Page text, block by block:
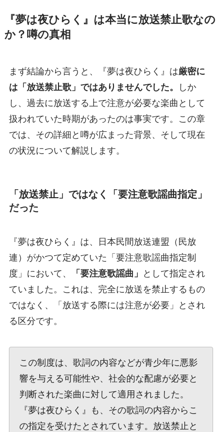
『夢は夜ひらく』は本当に放送禁止歌なの
か？噂の真相
まず結論から言うと、『夢は夜ひらく』は厳密に
は「放送禁止歌」ではありませんでした。
しか
し、過去に放送する上で注意が必要な楽曲として
扱われていた時期があったのは事実です。この章
では、その詳細と噂が広まった背景、そして現在
の状況について解説します。
「放送禁止」ではなく「要注意歌謡曲指定」
だった
『夢は夜ひらく』は、日本民間放送連盟（民放
連）がかつて定めていた「要注意歌謡曲指定制
度」において、
「要注意歌謡曲」
として指定され
ていました。これは、完全に放送を禁止するもの
ではなく、「放送する際には注意が必要」とされ
る区分です。
この制度は、歌詞の内容などが青少年に悪影
響を与える可能性や、社会的な配慮が必要と
判断された楽曲に対して適用されました。
『夢は夜ひらく』も、その歌詞の内容からこ
の指定を受けたとされています。放送禁止と